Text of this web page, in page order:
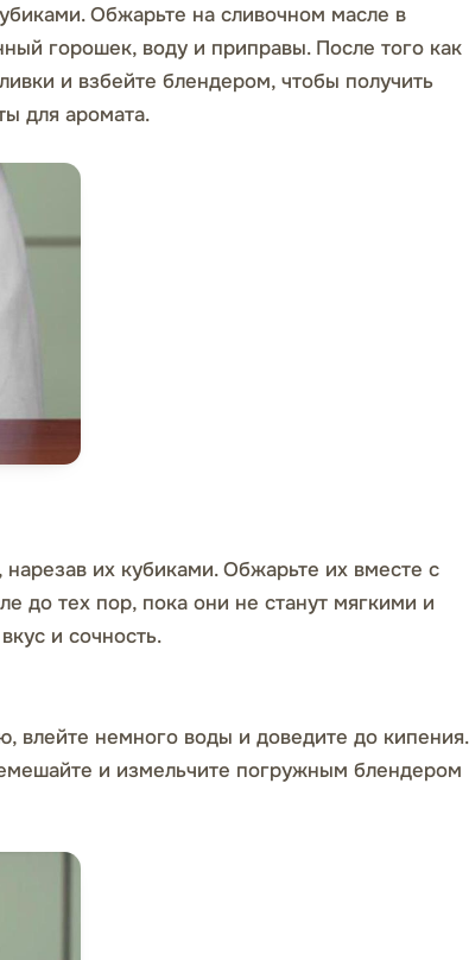
Обжарьте на сливочном масле в
горошек, воду и приправы. После того как
и взбейте блендером, чтобы получить
для аромата.
нарезав их кубиками. Обжарьте их вместе с
до тех пор, пока они не станут мягкими и
и сочность.
влейте немного воды и доведите до кипения.
и измельчите погружным блендером